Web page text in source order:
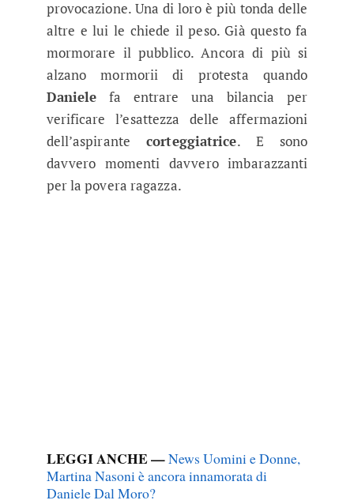
provocazione. Una di loro è più tonda delle
altre e lui le chiede il peso. Già questo fa
mormorare il pubblico. Ancora di più si
alzano mormorii di protesta quando
Daniele fa entrare una bilancia per
verificare l’esattezza delle affermazioni
dell’aspirantecorteggiatrice. E sono
davvero momenti davvero imbarazzanti
per la povera ragazza.
LEGGI ANCHE —News Uomini e Donne,
Martina Nasoni è ancora innamorata di
Daniele Dal Moro?